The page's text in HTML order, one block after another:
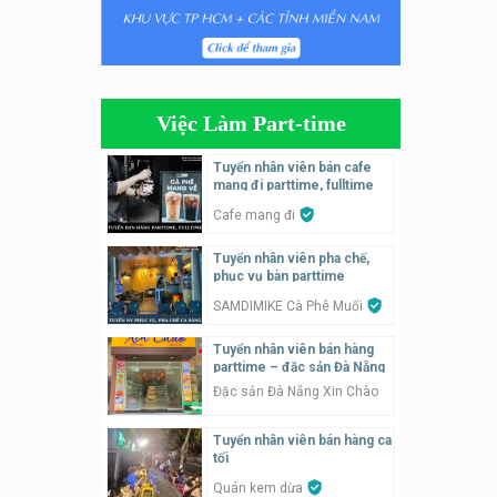
Tuyển nhân viên phụ quán ăn
– hỗ trợ ăn ở
parttime
GÀ GÔ FASTFOOD
parttime
Tuyển nhân viên pha chế
tiệm trà sữa
TRÀ SỮA THÁI LAN
Tuyển nhân viên tư vấn bán
hàng tiệm bánh ngọt
Tiệm bánh ngọt
Việc Làm Part-time
Tuyển nhân viên bán cafe
mang đi parttime, fulltime
Cafe mang đi
Tuyển nhân viên pha chế,
phục vụ bàn parttime
SAMDIMIKE Cà Phê Muối
Tuyển nhân viên bán hàng
parttime – đặc sản Đà Nẵng
Đặc sản Đà Nẵng Xin Chào
Tuyển nhân viên bán hàng ca
tối
Quán kem dừa